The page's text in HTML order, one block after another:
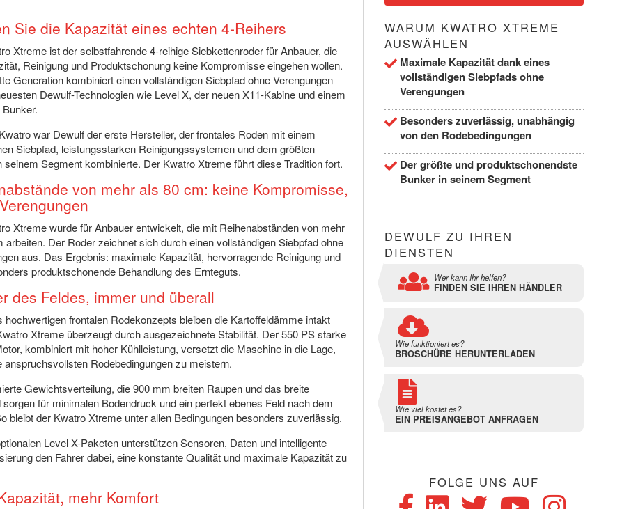
Sie die Kapazität eines echten 4-Reihers
Xtreme ist der selbstfahrende 4-reihige Siebkettenroder für Anbauer, die
Reinigung und Produktschonung keine Kompromisse eingehen wollen.
Generation kombiniert einen vollständigen Siebpfad ohne Verengungen
Dewulf-Technologien wie Level X, der neuen X11-Kabine und einem
war Dewulf der erste Hersteller, der frontales Roden mit einem
Siebpfad, leistungsstarken Reinigungssystemen und dem größten
seinem Segment kombinierte. Der Kwatro Xtreme führt diese Tradition fort.
von mehr als 80 cm: keine Kompromisse,
Xtreme wurde für Anbauer entwickelt, die mit Reihenabständen von mehr
arbeiten. Der Roder zeichnet sich durch einen vollständigen Siebpfad ohne
aus. Das Ergebnis: maximale Kapazität, hervorragende Reinigung und
produktschonende Behandlung des Ernteguts.
des Feldes, immer und überall
hochwertigen frontalen Rodekonzepts bleiben die Kartoffeldämme intakt
Xtreme überzeugt durch ausgezeichnete Stabilität. Der 550 PS starke
kombiniert mit hoher Kühlleistung, versetzt die Maschine in die Lage,
anspruchsvollsten Rodebedingungen zu meistern.
Gewichtsverteilung, die 900 mm breiten Raupen und das breite
sorgen für minimalen Bodendruck und ein perfekt ebenes Feld nach dem
bleibt der Kwatro Xtreme unter allen Bedingungen besonders zuverlässig.
Level X-Paketen unterstützen Sensoren, Daten und intelligente
den Fahrer dabei, eine konstante Qualität und maximale Kapazität zu
mehr Komfort
WARUM KWATRO XTREME
AUSWÄHLEN
Maximale Kapazität dank eines
vollständigen Siebpfads ohne
Verengungen
Besonders zuverlässig, unabhängig
von den Rodebedingungen
Der größte und produktschonendste
Bunker in seinem Segment
DEWULF ZU IHREN
DIENSTEN
Wer kann Ihr helfen?
FINDEN SIE IHREN HÄNDLER
Wie funktioniert es?
BROSCHÜRE HERUNTERLADEN
Wie viel kostet es?
EIN PREISANGEBOT ANFRAGEN
FOLGE UNS AUF